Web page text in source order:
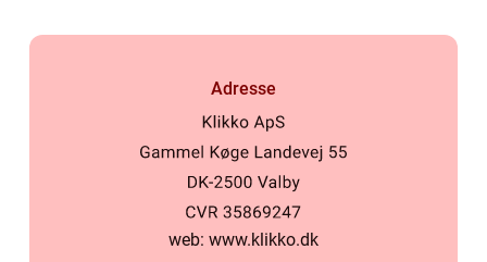
Adresse
web: www.klikko.dk